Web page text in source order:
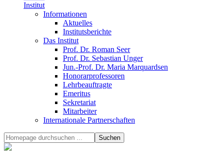
Institut
Informationen
Aktuelles
Institutsberichte
Das Institut
Prof. Dr. Roman Seer
Prof. Dr. Sebastian Unger
Jun.-Prof. Dr. Maria Marquardsen
Honorarprofessoren
Lehrbeauftragte
Emeritus
Sekretariat
Mitarbeiter
Internationale Partnerschaften